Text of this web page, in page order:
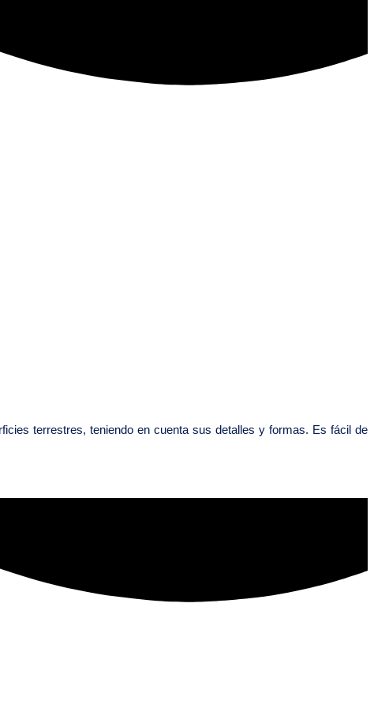
terrestres, teniendo en cuenta sus detalles y formas. Es fácil de